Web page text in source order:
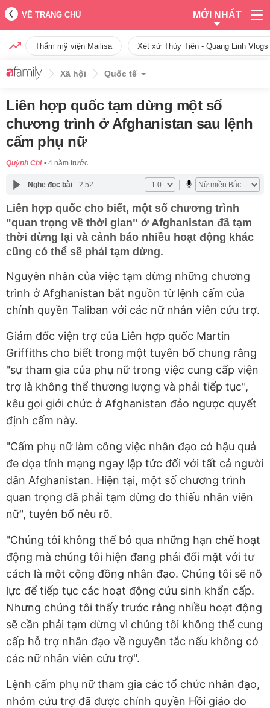
VỀ TRANG CHỦ MỚI NHẤT
Thẩm mỹ viện Mailisa Xét xử Thùy Tiên - Quang Linh
Xã hội Quốc tế
Liên hợp quốc tạm dừng một số
chương trình ở Afghanistan sau lệnh
cấm phụ nữ
Quỳnh Chi 4 năm trước
Nghe đọc bài 2:52
Liên hợp quốc cho biết, một số chương trình
"quan trọng về thời gian" ở Afghanistan đã tạm
thời dừng lại và cảnh báo nhiều hoạt động khác
cũng có thể sẽ phải tạm dừng.
Nguyên nhân của việc tạm dừng những chương
trình ở Afghanistan bắt nguồn từ lệnh cấm của
chính quyền Taliban với các nữ nhân viên cứu trợ.
Giám đốc viện trợ của Liên hợp quốc Martin
Griffiths cho biết trong một tuyên bố chung rằng
"sự tham gia của phụ nữ trong việc cung cấp viện
trợ là không thể thương lượng và phải tiếp tục",
kêu gọi giới chức ở Afghanistan đảo ngược quyết
định cấm này.
"Cấm phụ nữ làm công việc nhân đạo có hậu quả
đe dọa tính mạng ngay lập tức đối với tất cả người
dân Afghanistan. Hiện tại, một số chương trình
quan trọng đã phải tạm dừng do thiếu nhân viên
nữ", tuyên bố nêu rõ.
"Chúng tôi không thể bỏ qua những hạn chế hoạt
động mà chúng tôi hiện đang phải đối mặt với tư
cách là một cộng đồng nhân đạo. Chúng tôi sẽ nỗ
lực để tiếp tục các hoạt động cứu sinh khẩn cấp.
Nhưng chúng tôi thấy trước rằng nhiều hoạt động
sẽ cần phải tạm dừng vì chúng tôi không thể cung
cấp hỗ trợ nhân đạo về nguyên tắc nếu không có
các nữ nhân viên cứu trợ".
Lệnh cấm phụ nữ tham gia các tổ chức nhân đạo,
nhóm cứu trợ đã được chính quyền Hồi giáo do